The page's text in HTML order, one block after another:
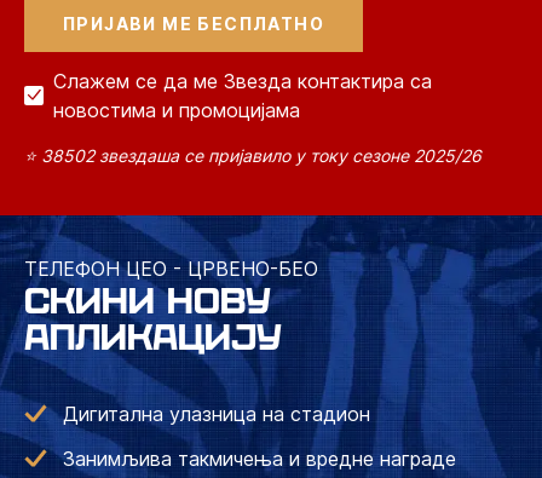
Слажем се да ме Звезда контактира са
новостима и промоцијама
⭐ 38502 звездаша се пријавило у току сезоне 2025/26
ТЕЛЕФОН ЦЕО - ЦРВЕНО-БЕО
СКИНИ НОВУ
АПЛИКАЦИЈУ
Дигитална улазница на стадион
Занимљива такмичења и вредне награде